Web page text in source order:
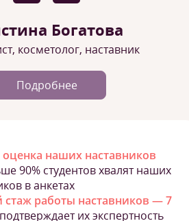
Богатова
косметолог, наставник
Подробнее
оценка наших наставников
90% студентов хвалят наших
в анкетах
стаж работы наставников — 7
их экспертность